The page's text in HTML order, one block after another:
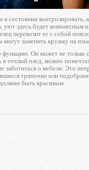
контролировать,
здесь будет компактным
перевозит ее с собой
могут заменить кружку на
Он может не только
теплый плед, можно
о мебели. Это
тряпочки или
быть красивым.